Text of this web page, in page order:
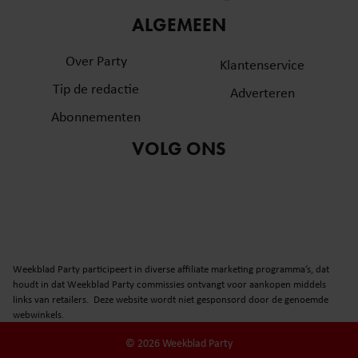
partners voor social media, adverteren en analyse. Deze
informatie die u aan ze heeft verstrekt of die ze hebben
verzameld op basis van uw gebruik van hun services. U
gebruiken.
ALGEMEEN
Over Party
Tip de redactie
Abonnementen
Klantenservice
Adverteren
VOLG ONS
Weekblad Party participeert in diverse affiliate marketing programma’s, dat
houdt in dat Weekblad Party commissies ontvangt voor aankopen middels
links van retailers. Deze website wordt niet gesponsord door de genoemde
webwinkels.
© 2026 Weekblad Party